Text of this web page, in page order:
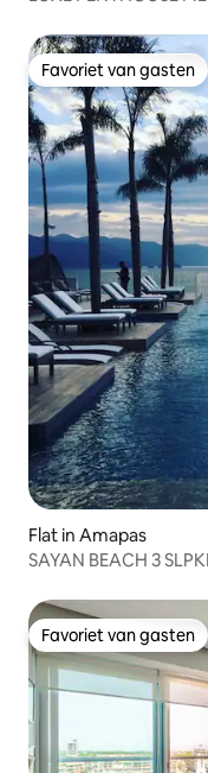
Favoriet van gasten
Favoriet van gasten
Flat in Amapas
SAYAN BEACH 3
Favoriet van gasten
Favoriet van gasten